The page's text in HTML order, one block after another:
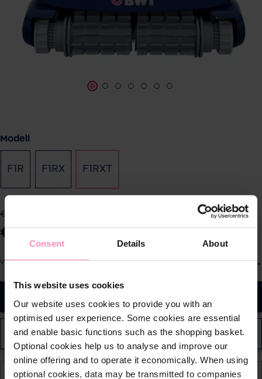
Consent Details About
This website uses cookies
Our website uses cookies to provide you with an
optimised user experience. Some cookies are essential
and enable basic functions such as the shopping basket.
Optional cookies help us to analyse and improve our
online offering and to operate it economically. When using
optional cookies, data may be transmitted to companies
Modell
F1R (Diese Option ist zurzeit nicht verfügbar.)
F1RX F1RXT
€ 1.999,00
€ 1.399,00
Versandkosten
W
Händler finden
In 1-4 Tagen bei Ihnen zuhause